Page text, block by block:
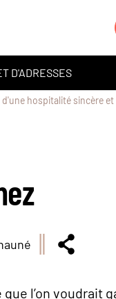
D'ADRESSES
hospitalité sincère
l’on voudrait